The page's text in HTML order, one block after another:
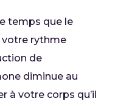
temps que le
votre rythme
de
diminue au
à votre corps qu’il